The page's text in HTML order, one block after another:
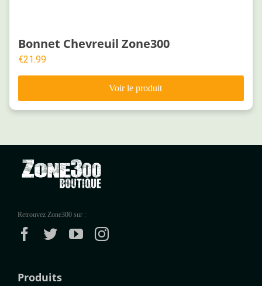
Bonnet Chevreuil Zone300
€21.99
Retrouvez Zone300 sur :
Produits